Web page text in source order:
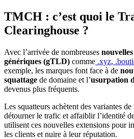
TMCH : c’est quoi le
Clearinghouse ?
Avec l’arrivée de nombreuses
génériques (gTLD) comme .xyz,
exemple, les marques font face à de
squattage de domaine et l’usurpation
devenus plus fréquents.
Les squatteurs achètent des variantes
détourner le trafic et affaiblir l’identité
utilisent ces nouvelles extensions pour
les clients et nuire à leur réputation.